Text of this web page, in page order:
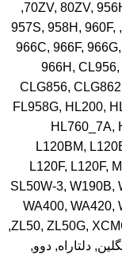
70ZV, 80ZV,
,
,
957S, 958H , 960F,
966C, 966F, 966G,
966H , CL956,
CLG856, CLG862
FL958G, HL200,
HL760_7A,
L120BM,
L120F, L120F,
SL50W-3, W190B,
WA400, WA420,
ZL50, ZL50G,
,
, دلتاراه, دوو,